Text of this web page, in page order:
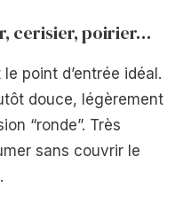
cerisier, poirier…
point d’entrée idéal.
douce, légèrement
“ronde”. Très
sans couvrir le